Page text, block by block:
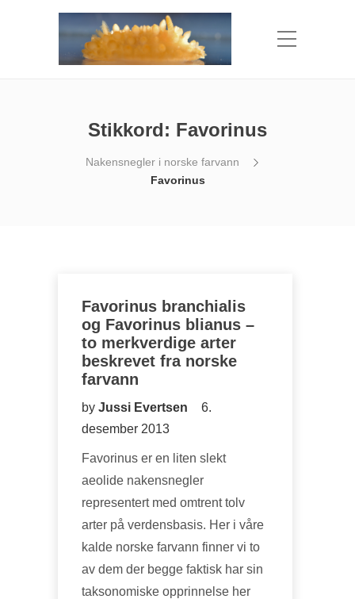
Stikkord: Favorinus
Nakensnegler i norske farvann
Favorinus
Favorinus branchialis
og Favorinus blianus –
to merkverdige arter
beskrevet fra norske
farvann
by Jussi Evertsen
6.
desember 2013
Favorinus er en liten slekt
aeolide nakensnegler
representert med omtrent tolv
arter på verdensbasis. Her i våre
kalde norske farvann finner vi to
av dem der begge faktisk har sin
taksonomiske opprinnelse her